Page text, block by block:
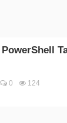
PowerShell
0 124